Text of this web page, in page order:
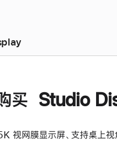
买 Studio
视网膜显示屏、支持桌上